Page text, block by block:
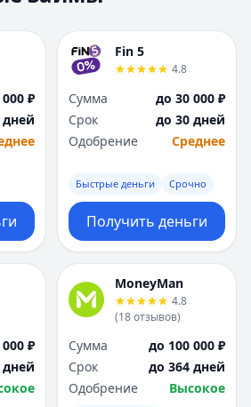
Н
Набережные Челны
Новокузнецк
Новосибирск
О
Оренбург
П
Пенза
Пермь
Ростов-на-Дону
Рязань
Самара
Санкт-Петербург
Н
Набережные
Новокузнецк
Новосибирск
О
Оренбург
П
Пенза
Пермь
Ростов-на-Дону
Рязань
Самара
Санкт-Петербург
₽
дней
Fin 5
4.8
Сумма
до 30 000 ₽
Срок
до 30 дней
Одобрение
Среднее
Быстрые деньги Срочно
Получить деньги
₽
дней
MoneyMan
4.8
(18отзывов)
Сумма
до 100 000 ₽
Срок
до 364 дней
Одобрение
Высокое